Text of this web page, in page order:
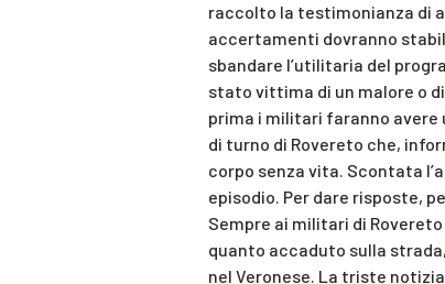
raccolto la testimonianza di
accertamenti dovranno
sbandare l’utilitaria del
stato vittima di un malore o
prima i militari faranno
di turno di Rovereto che,
corpo senza vita. Scontata
episodio. Per dare risposte,
Sempre ai militari di
quanto accaduto sulla
nel Veronese. La triste